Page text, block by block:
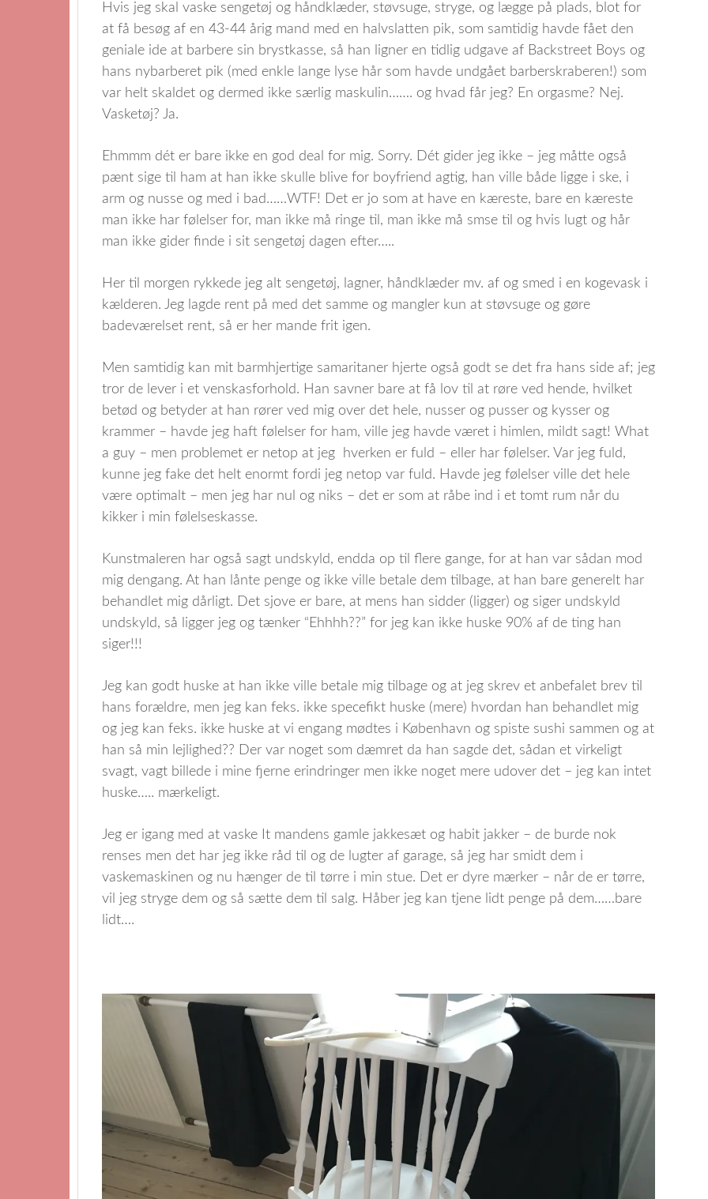
Hvis jeg skal vaske sengetøj og håndklæder, støvsuge, stryge, og lægge på plads, blot for
at få besøg af en 43-44 årig mand med en halvslatten pik, som samtidig havde fået den
geniale ide at barbere sin brystkasse, så han ligner en tidlig udgave af Backstreet Boys og
hans nybarberet pik (med enkle lange lyse hår som havde undgået barberskraberen!) som
var helt skaldet og dermed ikke særlig maskulin……. og hvad får jeg? En orgasme? Nej.
Vasketøj? Ja.
Ehmmm dét er bare ikke en god deal for mig. Sorry. Dét gider jeg ikke – jeg måtte også
pænt sige til ham at han ikke skulle blive for boyfriend agtig, han ville både ligge i ske, i
arm og nusse og med i bad……WTF! Det er jo som at have en kæreste, bare en kæreste
man ikke har følelser for, man ikke må ringe til, man ikke må smse til og hvis lugt og hår
man ikke gider finde i sit sengetøj dagen efter…..
Her til morgen rykkede jeg alt sengetøj, lagner, håndklæder mv. af og smed i en kogevask i
kælderen. Jeg lagde rent på med det samme og mangler kun at støvsuge og gøre
badeværelset rent, så er her mande frit igen.
Men samtidig kan mit barmhjertige samaritaner hjerte også godt se det fra hans side af; jeg
tror de lever i et venskasforhold. Han savner bare at få lov til at røre ved hende, hvilket
betød og betyder at han rører ved mig over det hele, nusser og pusser og kysser og
krammer – havde jeg haft følelser for ham, ville jeg havde været i himlen, mildt sagt! What
a guy – men problemet er netop at jeg hverken er fuld – eller har følelser. Var jeg fuld,
kunne jeg fake det helt enormt fordi jeg netop var fuld. Havde jeg følelser ville det hele
være optimalt – men jeg har nul og niks – det er som at råbe ind i et tomt rum når du
kikker i min følelseskasse.
Kunstmaleren har også sagt undskyld, endda op til flere gange, for at han var sådan mod
mig dengang. At han lånte penge og ikke ville betale dem tilbage, at han bare generelt har
behandlet mig dårligt. Det sjove er bare, at mens han sidder (ligger) og siger undskyld
undskyld, så ligger jeg og tænker “Ehhhh??” for jeg kan ikke huske 90% af de ting han
siger!!!
Jeg kan godt huske at han ikke ville betale mig tilbage og at jeg skrev et anbefalet brev til
hans forældre, men jeg kan feks. ikke specefikt huske (mere) hvordan han behandlet mig
og jeg kan feks. ikke huske at vi engang mødtes i København og spiste sushi sammen og at
han så min lejlighed?? Der var noget som dæmret da han sagde det, sådan et virkeligt
svagt, vagt billede i mine fjerne erindringer men ikke noget mere udover det – jeg kan intet
huske….. mærkeligt.
Jeg er igang med at vaske It mandens gamle jakkesæt og habit jakker – de burde nok
renses men det har jeg ikke råd til og de lugter af garage, så jeg har smidt dem i
vaskemaskinen og nu hænger de til tørre i min stue. Det er dyre mærker – når de er tørre,
vil jeg stryge dem og så sætte dem til salg. Håber jeg kan tjene lidt penge på dem……bare
lidt….